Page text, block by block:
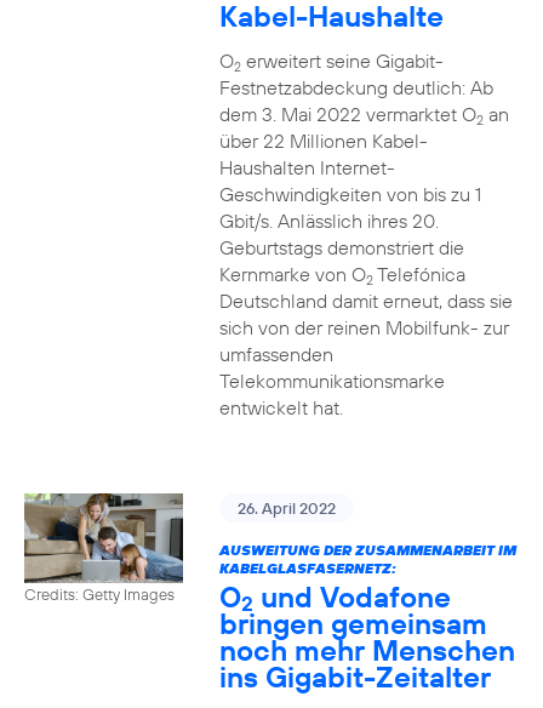
Kabel-Haushalte
O2erweitert seine Gigabit-
Festnetzabdeckung deutlich: Ab
dem 3. Mai 2022 vermarktet O2an
über 22 Millionen Kabel-
Haushalten Internet-
Geschwindigkeiten von bis zu 1
Gbit/s. Anlässlich ihres 20.
Geburtstags demonstriert die
Kernmarke von O2Telefónica
Deutschland damit erneut, dass sie
sich von der reinen Mobilfunk- zur
umfassenden
Telekommunikationsmarke
entwickelt hat.
Credits: Getty Images
26. April 2022
AUSWEITUNG DER ZUSAMMENARBEIT IM
KABELGLASFASERNETZ:
O2 und Vodafone
bringen gemeinsam
noch mehr Menschen
ins Gigabit-Zeitalter